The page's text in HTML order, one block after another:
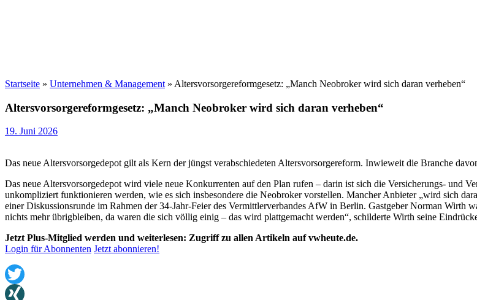
Startseite » Unternehmen & Management » Altersvorsorgereformgesetz: „Manch Neobroker wird sich daran verheben“
Altersvorsorgereformgesetz: „Manch Neobroker wird sich daran verheben“
19. Juni 2026
Das neue Altersvorsorgedepot gilt als Kern der jüngst verabschiedeten Altersvorsorgereform. Inwieweit die Branche
Das neue Altersvorsorgedepot wird viele neue Konkurrenten auf den Plan rufen – darin ist sich die Versicherungs- und
unkompliziert funktionieren werden, wie es sich insbesondere die Neobroker vorstellen. Mancher Anbieter „wird sich
einer Diskussionsrunde im Rahmen der 34-Jahr-Feier des Vermittlerverbandes AfW in Berlin. Gastgeber Norman Wirth
nichts mehr übrigbleiben, da waren die sich völlig einig – das wird plattgemacht werden“, schilderte Wirth seine
Jetzt Plus-Mitglied werden und weiterlesen: Zugriff zu allen Artikeln auf vwheute.de.
Login für Abonnenten Jetzt abonnieren!
Twitter